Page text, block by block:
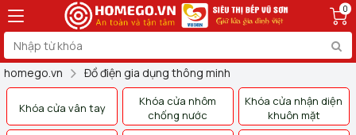
0
homego.vn Đồ điện gia dụng thông minh
Khóa cửa vân tay
Khóa cửa nhôm
chống nước
Khóa cửa nhận diện
khuôn mặt